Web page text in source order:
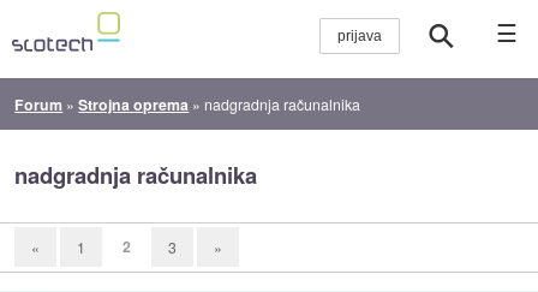
☰
Forum »Strojna oprema » nadgradnja računalnika
nadgradnja računalnika
« 1 2 3 »